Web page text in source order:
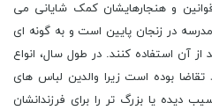
و هنجارهایشان کمک شایانی می
در زنجان پایین است و به گونه ای
آن استفاده کنند. در طول سال، انواع
بوده است زیرا والدین لباس های
دیده یا بزرگ تر را برای فرزندانشان